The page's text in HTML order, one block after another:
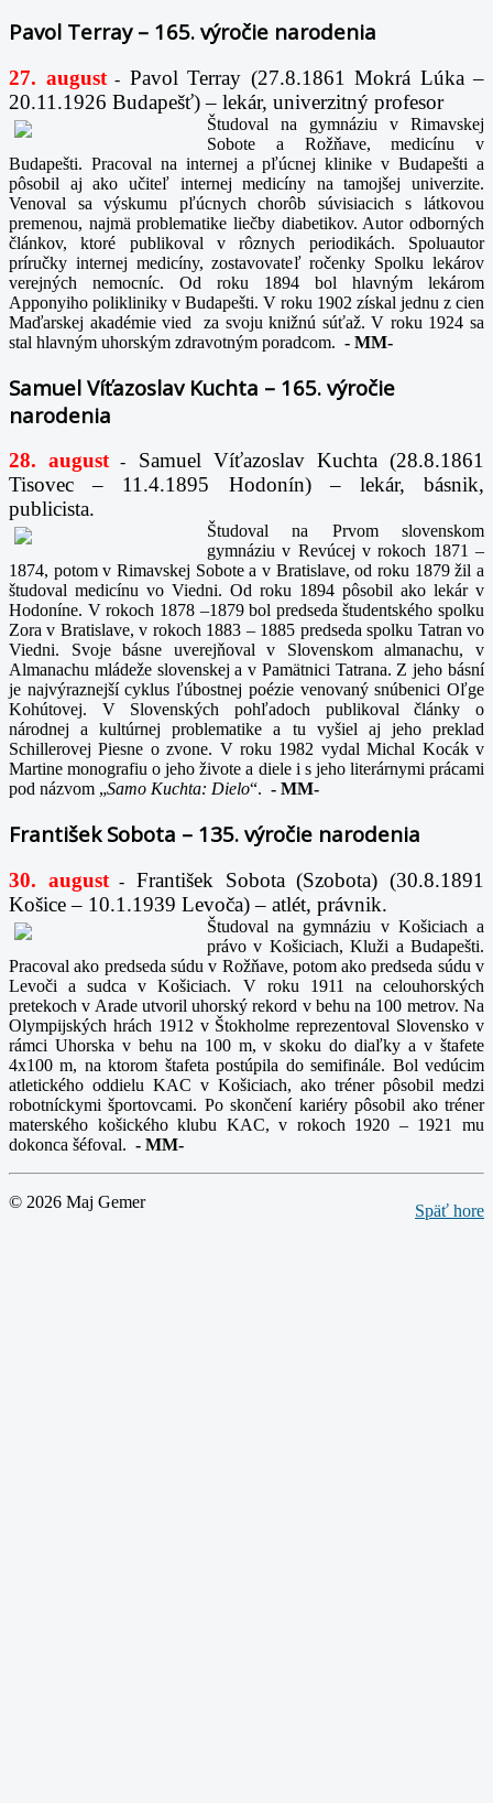
Pavol Terray – 165. výročie narodenia
27. august- Pavol Terray (27.8.1861 Mokrá Lúka –
20.11.1926 Budapešť) – lekár, univerzitný profesor
Študoval na gymnáziu v Rimavskej
Sobote a Rožňave, medicínu v
Budapešti. Pracoval na internej a pľúcnej klinike v Budapešti a
pôsobil aj ako učiteľ internej medicíny na tamojšej univerzite.
Venoval sa výskumu pľúcnych chorôb súvisiacich s látkovou
premenou, najmä problematike liečby diabetikov. Autor odborných
článkov, ktoré publikoval v rôznych periodikách. Spoluautor
príručky internej medicíny, zostavovateľ ročenky Spolku lekárov
verejných nemocníc. Od roku 1894 bol hlavným lekárom
Apponyiho polikliniky v Budapešti. V roku 1902 získal jednu z cien
Maďarskej akadémie vied za svoju knižnú súťaž. V roku 1924 sa
stal hlavným uhorským zdravotným poradcom. - MM-
Samuel Víťazoslav Kuchta – 165. výročie
narodenia
28. august -
Samuel Víťazoslav Kuchta (28.8.1861
Tisovec – 11.4.1895 Hodonín) – lekár, básnik,
publicista.
Študoval na Prvom slovenskom
gymnáziu v Revúcej v rokoch 1871 –
1874, potom v Rimavskej Sobote a v Bratislave, od roku 1879 žil a
študoval medicínu vo Viedni. Od roku 1894 pôsobil ako lekár v
Hodoníne. V rokoch 1878 –1879 bol predseda študentského spolku
Zora v Bratislave, v rokoch 1883 – 1885 predseda spolku Tatran vo
Viedni. Svoje básne uverejňoval v Slovenskom almanachu, v
Almanachu mládeže slovenskej a v Pamätnici Tatrana. Z jeho básní
je najvýraznejší cyklus ľúbostnej poézie venovaný snúbenici Oľge
Kohútovej. V Slovenských pohľadoch publikoval články o
národnej a kultúrnej problematike a tu vyšiel aj jeho preklad
Schillerovej Piesne o zvone. V roku 1982 vydal Michal Kocák v
Martine monografiu o jeho živote a diele i s jeho literárnymi prácami
pod názvom „Samo Kuchta: Dielo“. - MM-
František Sobota – 135. výročie narodenia
30. august-
František Sobota (Szobota) (30.8.1891
Košice – 10.1.1939 Levoča) – atlét, právnik.
Študoval na gymnáziu v Košiciach a
právo v Košiciach, Kluži a Budapešti.
Pracoval ako predseda súdu v Rožňave, potom ako predseda súdu v
Levoči a sudca v Košiciach. V roku 1911 na celouhorských
pretekoch v Arade utvoril uhorský rekord v behu na 100 metrov. Na
Olympijských hrách 1912 v Štokholme reprezentoval Slovensko v
rámci Uhorska v behu na 100 m, v skoku do diaľky a v štafete
4x100 m, na ktorom štafeta postúpila do semifinále. Bol vedúcim
atletického oddielu KAC v Košiciach, ako tréner pôsobil medzi
robotníckymi športovcami. Po skončení kariéry pôsobil ako tréner
materského košického klubu KAC, v rokoch 1920 – 1921 mu
dokonca šéfoval. - MM-
Späť hore
© 2026 Maj Gemer